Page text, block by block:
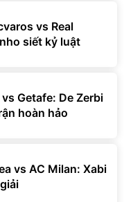
vs Real
siết kỷ luật
Getafe: De Zerbi
hoàn hảo
vs AC Milan: Xabi